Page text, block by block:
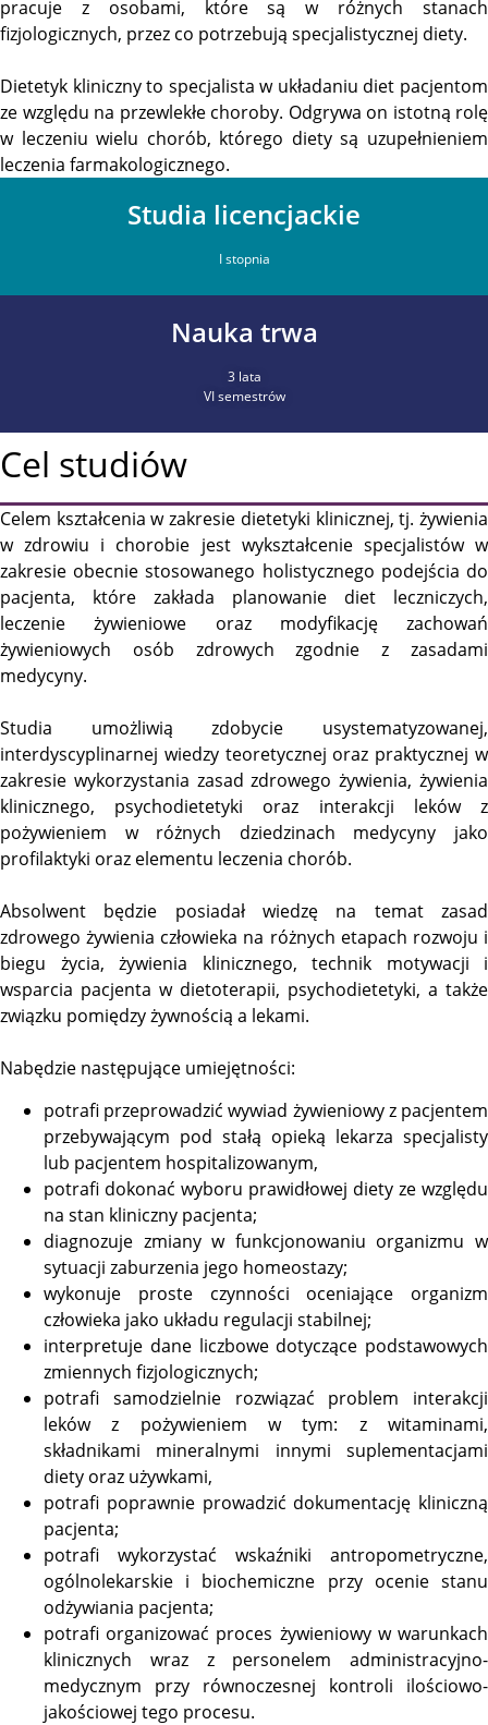
pracuje z osobami, które są w różnych stanach
fizjologicznych, przez co potrzebują specjalistycznej diety.
Dietetyk kliniczny to specjalista w układaniu diet pacjentom
ze względu na przewlekłe choroby. Odgrywa on istotną rolę
w leczeniu wielu chorób, którego diety są uzupełnieniem
leczenia farmakologicznego.
Studia licencjackie
I stopnia
Nauka trwa
3 lata
VI semestrów
Cel studiów
Celem kształcenia w zakresie dietetyki klinicznej, tj. żywienia
w zdrowiu i chorobie jest wykształcenie specjalistów w
zakresie obecnie stosowanego holistycznego podejścia do
pacjenta, które zakłada planowanie diet leczniczych,
leczenie żywieniowe oraz modyfikację zachowań
żywieniowych osób zdrowych zgodnie z zasadami
medycyny.
Studia umożliwią zdobycie usystematyzowanej,
interdyscyplinarnej wiedzy teoretycznej oraz praktycznej w
zakresie wykorzystania zasad zdrowego żywienia, żywienia
klinicznego, psychodietetyki oraz interakcji leków z
pożywieniem w różnych dziedzinach medycyny jako
profilaktyki oraz elementu leczenia chorób.
Absolwent będzie posiadał wiedzę na temat zasad
zdrowego żywienia człowieka na różnych etapach rozwoju i
biegu życia, żywienia klinicznego, technik motywacji i
wsparcia pacjenta w dietoterapii, psychodietetyki, a także
związku pomiędzy żywnością a lekami.
Nabędzie następujące umiejętności:
potrafi przeprowadzić wywiad żywieniowy z pacjentem
przebywającym pod stałą opieką lekarza specjalisty
lub pacjentem hospitalizowanym,
potrafi dokonać wyboru prawidłowej diety ze względu
na stan kliniczny pacjenta;
diagnozuje zmiany w funkcjonowaniu organizmu w
sytuacji zaburzenia jego homeostazy;
wykonuje proste czynności oceniające organizm
człowieka jako układu regulacji stabilnej;
interpretuje dane liczbowe dotyczące podstawowych
zmiennych fizjologicznych;
potrafi samodzielnie rozwiązać problem interakcji
leków z pożywieniem w tym: z witaminami,
składnikami mineralnymi innymi suplementacjami
diety oraz używkami,
potrafi poprawnie prowadzić dokumentację kliniczną
pacjenta;
potrafi wykorzystać wskaźniki antropometryczne,
ogólnolekarskie i biochemiczne przy ocenie stanu
odżywiania pacjenta;
potrafi organizować proces żywieniowy w warunkach
klinicznych wraz z personelem administracyjno-
medycznym przy równoczesnej kontroli ilościowo-
jakościowej tego procesu.